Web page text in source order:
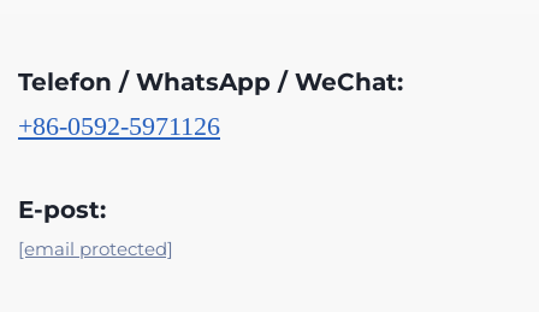
Telefon / WhatsApp / WeChat:
+86-0592-5971126
E-post:
[email protected]